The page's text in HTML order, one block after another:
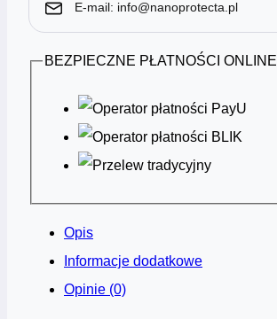
E-mail: info@nanoprotecta.pl
BEZPIECZNE PŁATNOŚCI ONLINE
Opis
Informacje dodatkowe
Opinie (0)